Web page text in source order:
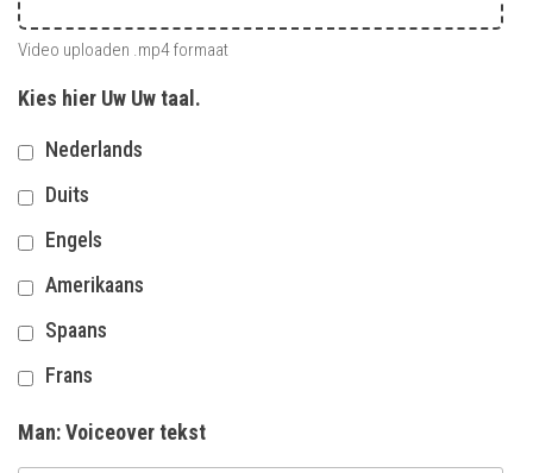
Video uploaden .mp4 formaat
Kies hier Uw Uw taal.
Nederlands
Duits
Engels
Amerikaans
Spaans
Frans
Man: Voiceover tekst